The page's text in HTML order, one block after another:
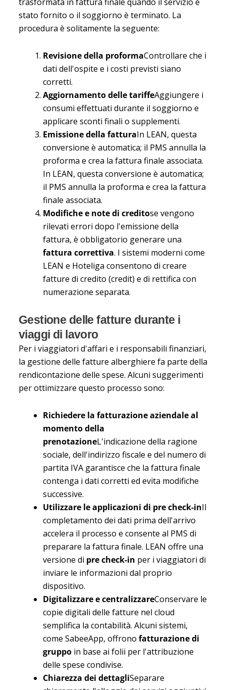
stato fornito o il soggiorno è terminato. La
procedura è solitamente la seguente:
Revisione della proformaControllare che i
dati dell'ospite e i costi previsti siano
corretti.
Aggiornamento delle tariffeAggiungere i
consumi effettuati durante il soggiorno e
applicare sconti finali o supplementi.
Emissione della fatturaIn LEAN, questa
conversione è automatica; il PMS annulla la
proforma e crea la fattura finale associata.
In LEAN, questa conversione è automatica;
il PMS annulla la proforma e crea la fattura
finale associata.
Modifiche e note di creditose vengono
rilevati errori dopo l'emissione della
fattura, è obbligatorio generare una
fattura correttiva. I sistemi moderni come
LEAN e Hoteliga consentono di creare
fatture di credito (credit) e di rettifica con
numerazione separata.
Gestione delle fatture durante i
viaggi di lavoro
Per i viaggiatori d'affari e i responsabili finanziari,
la gestione delle fatture alberghiere fa parte della
rendicontazione delle spese. Alcuni suggerimenti
per ottimizzare questo processo sono:
Richiedere la fatturazione aziendale al
momento della
prenotazioneL'indicazione della ragione
sociale, dell'indirizzo fiscale e del numero di
partita IVA garantisce che la fattura finale
contenga i dati corretti ed evita modifiche
successive.
Utilizzare le applicazioni di pre check-inIl
completamento dei dati prima dell'arrivo
accelera il processo e consente al PMS di
preparare la fattura finale. LEAN offre una
versione di pre check-in per i viaggiatori di
inviare le informazioni dal proprio
dispositivo.
Digitalizzare e centralizzareConservare le
copie digitali delle fatture nel cloud
semplifica la contabilità. Alcuni sistemi,
come SabeeApp, offrono fatturazione di
gruppoin base ai folii per l'attribuzione
delle spese condivise.
Chiarezza dei dettagliSeparare